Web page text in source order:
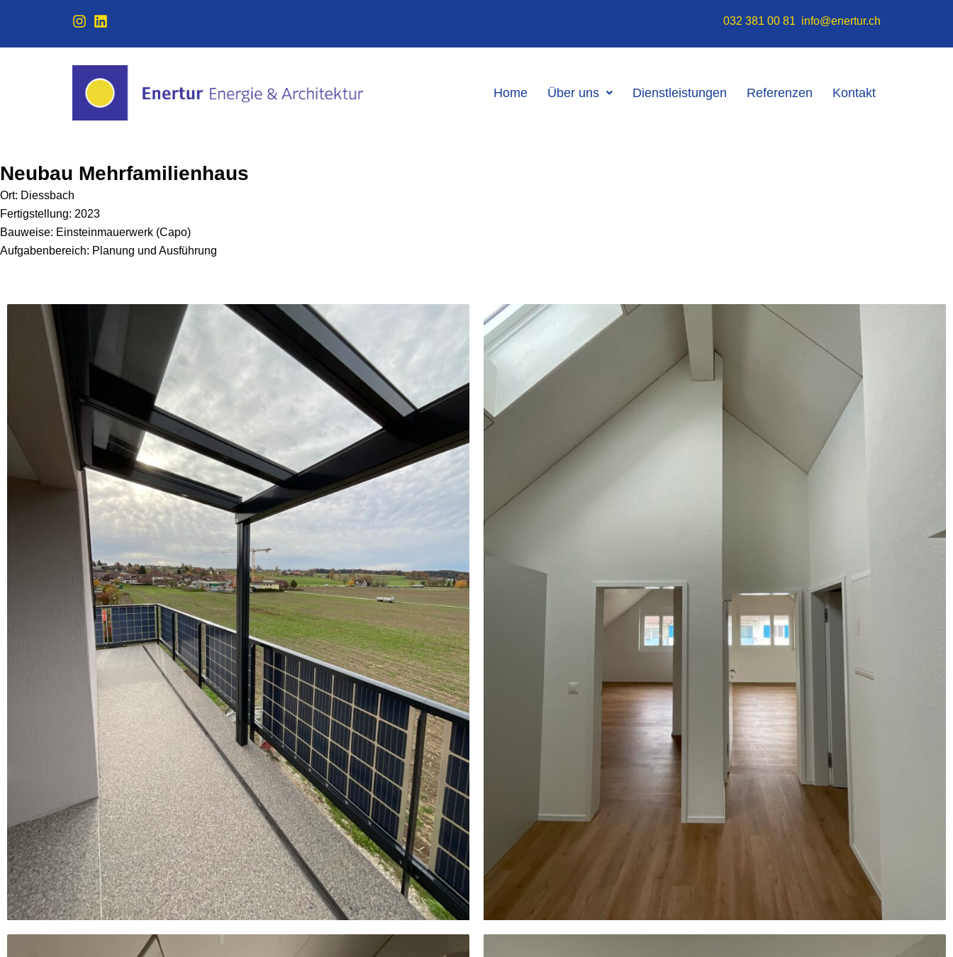
springen
I
s
t
g
a
L
n
k
e
i
n
032 381 00 81 info@enertur.ch
Home Über uns Dienstleistungen Referenzen Kontakt
Neubau Mehrfamilienhaus
Ort: Diessbach
Fertigstellung: 2023
Bauweise: Einsteinmauerwerk (Capo)
Aufgabenbereich: Planung und Ausführung